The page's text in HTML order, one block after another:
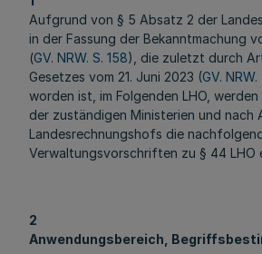
Aufgrund von § 5 Absatz 2 der
in der Fassung der Bekanntmachung
(GV. NRW. S. 158), die zuletzt durch
Gesetzes vom 21. Juni 2023 (GV. NRW.
worden ist, im Folgenden LHO,
der zuständigen Ministerien und nach
Landesrechnungshofs die
Verwaltungsvorschriften zu § 44 LHO
2
Anwendungsbereich,